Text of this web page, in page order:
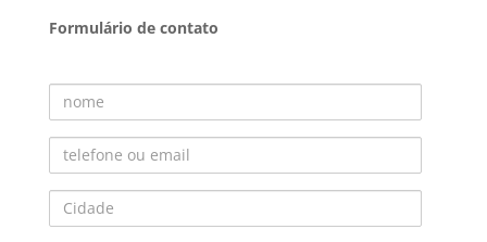
Formulário de contato
Nome
Telefone ou Email
Cidade